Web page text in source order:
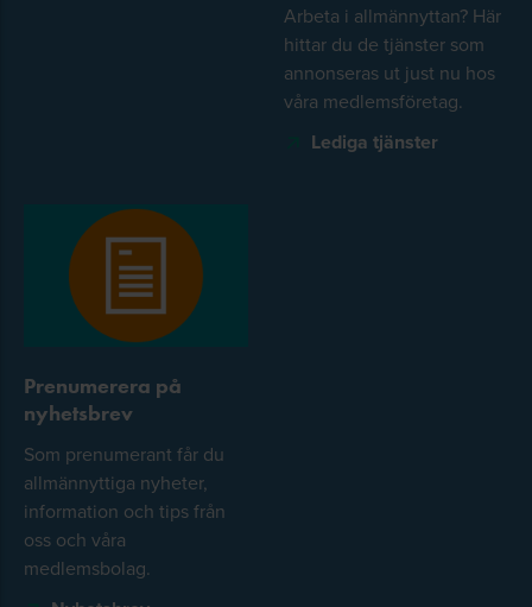
Arbeta i allmännyttan? Här
hittar du de tjänster som
annonseras ut just nu hos
våra medlemsföretag.
Lediga tjänster
Prenumerera på
nyhetsbrev
Som prenumerant får du
allmännyttiga nyheter,
information och tips från
oss och våra
medlemsbolag.